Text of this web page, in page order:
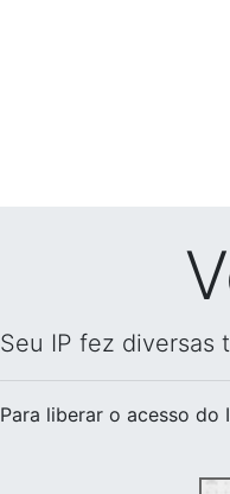
Seu IP fez diversas
Para liberar o acesso do